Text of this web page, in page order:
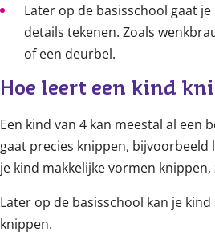
Later op de basisschool gaat
details tekenen. Zoals
of een deurbel.
Hoe leert een kind
Een kind van 4 kan meestal al een
gaat precies knippen, bijvoorbeeld
je kind makkelijke vormen
Later op de basisschool kan je
knippen.